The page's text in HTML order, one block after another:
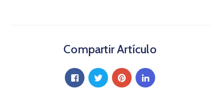
Compartir Artículo